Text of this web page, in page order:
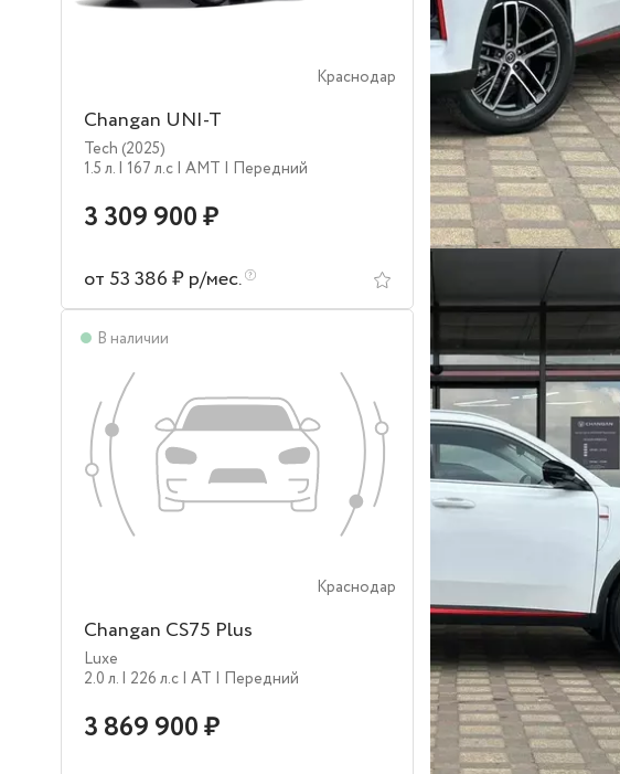
Краснодар
Changan UNI-T
Tech (2025)
1.5 л. | 167 л.c | AMT | Передний
3 309 900 ₽
от 53 386 ₽ р/мес.
В наличии
Краснодар
Changan CS75 Plus
Luxe
2.0 л. | 226 л.c | AT | Передний
3 869 900 ₽